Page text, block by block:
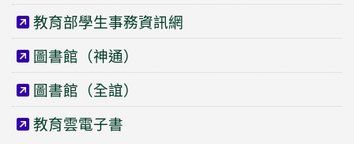
教育部學生事務資訊網
圖書館（神通）
圖書館（全誼）
教育雲電子書